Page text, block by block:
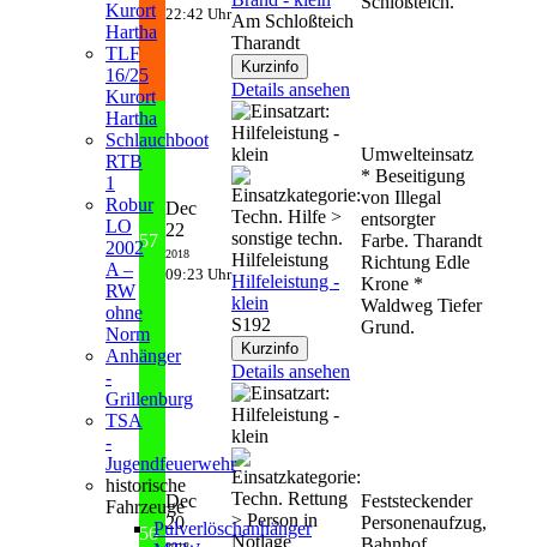
22:42 UhrAm Schloßteich
Tharandt
Details ansehen
57
Dec
22
2018
09:23 UhrHilfeleistung -
klein
S192
Details ansehen
Umwelteinsatz
* Beseitigung
von Illegal
entsorgter
Farbe. Tharandt
Richtung Edle
Krone *
Waldweg Tiefer
Grund.
56
Dec
20
Feststeckender
Personenaufzug,
Kurort
Hartha
TLF
16/25
Kurort
Hartha
Schlauchboot
RTB
1
Robur
LO
2002
A –
RW
ohne
Norm
Anhänger
-
Grillenburg
TSA
-
Jugendfeuerwehr
historische
Fahrzeuge
Pulverlöschanhänger